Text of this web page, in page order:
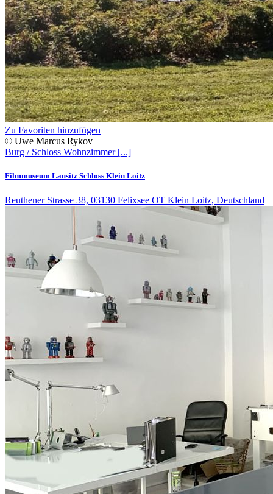
Zu Favoriten hinzufügen
© Uwe Marcus Rykov
Burg / Schloss Wohnzimmer [...]
Filmmuseum Lausitz Schloss Klein Loitz
Reuthener Strasse 38, 03130 Felixsee OT Klein Loitz, Deutschland